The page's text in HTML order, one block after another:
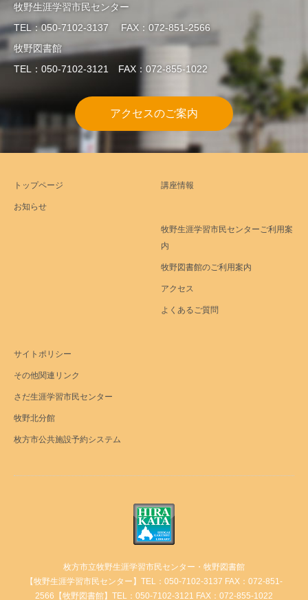
牧野生涯学習市民センター
TEL：050-7102-3137 FAX：072-851-2566
牧野図書館
TEL：050-7102-3121 FAX：072-855-1022
アクセスのご案内
トップページ
お知らせ
講座情報
牧野生涯学習市民センターご利用案
内
牧野図書館のご利用案内
アクセス
よくあるご質問
サイトポリシー
その他関連リンク
さだ生涯学習市民センター
牧野北分館
枚方市公共施設予約システム
枚方市立牧野生涯学習市民センター・牧野図書館
【牧野生涯学習市民センター】TEL：050-7102-3137 FAX：072-851-
2566【牧野図書館】TEL：050-7102-3121 FAX：072-855-1022